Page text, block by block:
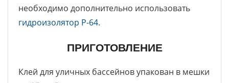
необходимо дополнительно использовать
гидроизолятор Р-64.
ПРИГОТОВЛЕНИЕ
Клей для уличных бассейнов упакован в мешки